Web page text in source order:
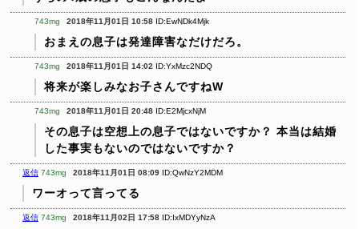
743mg 2018年11月01日 10:58 ID:EwNDk4Mjk
おまえの息子は発達障害なだけだろ。
743mg 2018年11月01日 14:02 ID:YxMzc2NDQ
将来が楽しみなお子さんですねW
743mg 2018年11月01日 20:48 ID:E2MjcxNjM
その息子は空想上の息子ではないですか？ 本当は結婚
した事実もないのではないですか？
返信 743mg 2018年11月01日 08:09 ID:QwNzY2MDM
ワーオって言ってる
返信 743mg 2018年11月02日 17:58 ID:IxMDYyNzA